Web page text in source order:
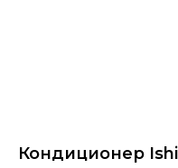
Кондиционер